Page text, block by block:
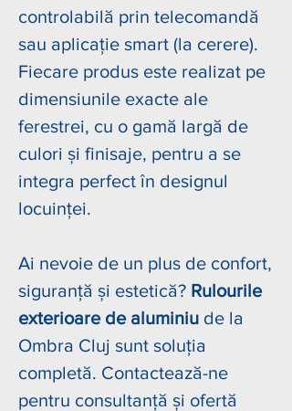
controlabilă prin telecomandă
sau aplicație smart (la cerere).
Fiecare produs este realizat pe
dimensiunile exacte ale
ferestrei, cu o gamă largă de
culori și finisaje, pentru a se
integra perfect în designul
locuinței.
Ai nevoie de un plus de confort,
siguranță și estetică? Rulourile
exterioare de aluminiu de la
Ombra Cluj sunt soluția
completă. Contactează-ne
pentru consultanță și ofertă